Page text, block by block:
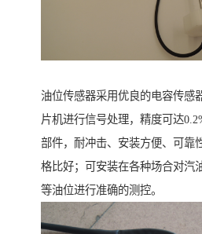
油位传感器采用优良的电容传感
片机进行信号处理，精度可达
部件，耐冲击、安装方便、可靠
格比好；可安装在各种场合对汽
等油位进行准确的测控。